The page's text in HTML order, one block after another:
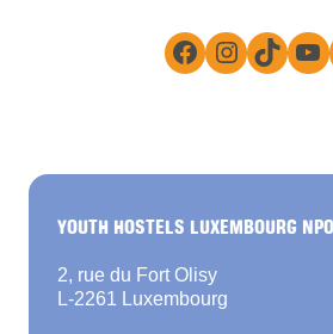
Facebook
Instagram
TikTok
YOUTH HOSTELS LUXEMBOURG NPO
2, rue du Fort Olisy
L-2261 Luxembourg